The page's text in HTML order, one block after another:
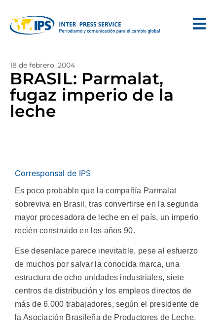
18 de febrero, 2004
BRASIL: Parmalat,
fugaz imperio de la
leche
Corresponsal de IPS
Es poco probable que la compañía Parmalat
sobreviva en Brasil, tras convertirse en la segunda
mayor procesadora de leche en el país, un imperio
recién construido en los años 90.
Ese desenlace parece inevitable, pese al esfuerzo
de muchos por salvar la conocida marca, una
estructura de ocho unidades industriales, siete
centros de distribución y los empleos directos de
más de 6.000 trabajadores, según el presidente de
la Asociación Brasileña de Productores de Leche,